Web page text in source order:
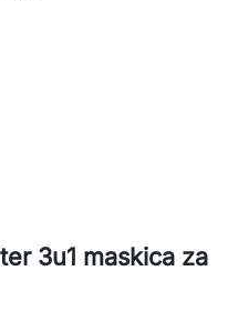
3u1 maskica za